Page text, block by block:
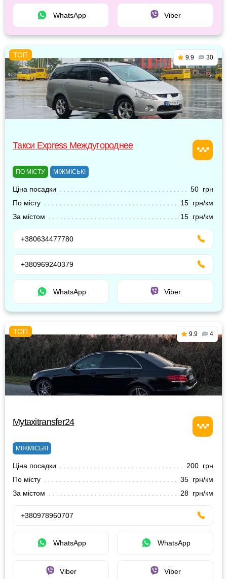
WhatsApp Viber
9.9 30
Такси Express Междугороднее
ПО МІСТУ МІЖМІСЬКІ
Ціна посадки
50 грн
По місту
15 грн/км
За містом
15 грн/км
+380634477780
+380969240379
WhatsApp Viber
9.9 4
Mytaxitransfer24
МІЖМІСЬКІ
Ціна посадки
200 грн
По місту
35 грн/км
За містом
28 грн/км
+380978960707
WhatsApp WhatsApp
Viber Viber